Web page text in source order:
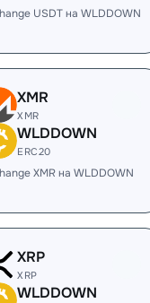
USDT на WLDDOWN
XMR
XMR
WLDDOWN
ERC20
XMR на WLDDOWN
XRP
XRP
WLDDOWN